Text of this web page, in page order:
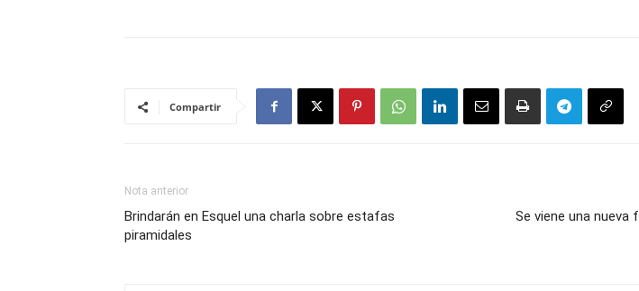
Compartir
Nota anterior
Brindarán en Esquel una charla sobre estafas
piramidales
Se viene una nueva